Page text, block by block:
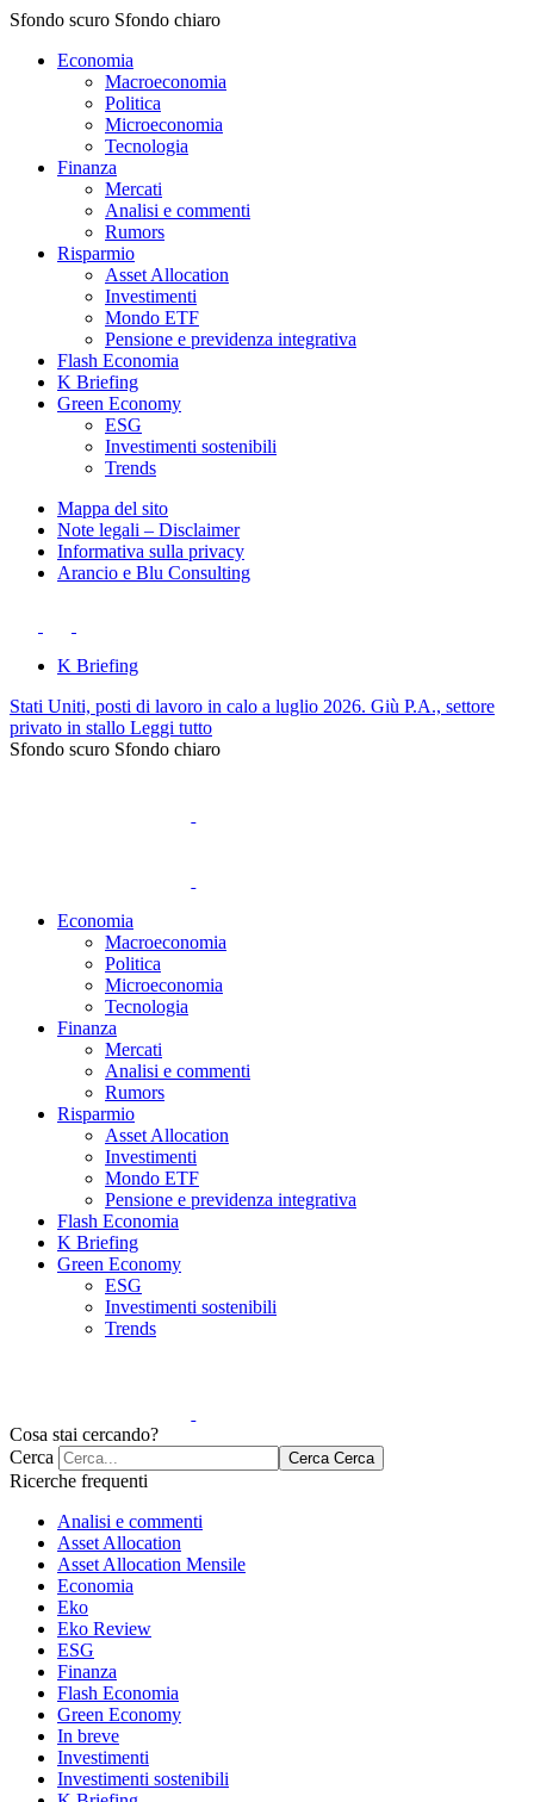
Sfondo scuro Sfondo chiaro
Economia
Macroeconomia
Politica
Microeconomia
Tecnologia
Finanza
Mercati
Analisi e commenti
Rumors
Risparmio
Asset Allocation
Investimenti
Mondo ETF
Pensione e previdenza integrativa
Flash Economia
K Briefing
Green Economy
ESG
Investimenti sostenibili
Trends
Mappa del sito
Note legali – Disclaimer
Informativa sulla privacy
Arancio e Blu Consulting
K Briefing
Stati Uniti, posti di lavoro in calo a luglio 2026. Giù P.A., settore
privato in stallo Leggi tutto
Sfondo scuro Sfondo chiaro
Economia
Macroeconomia
Politica
Microeconomia
Tecnologia
Finanza
Mercati
Analisi e commenti
Rumors
Risparmio
Asset Allocation
Investimenti
Mondo ETF
Pensione e previdenza integrativa
Flash Economia
K Briefing
Green Economy
ESG
Investimenti sostenibili
Trends
Cosa stai cercando?
Cerca
Cerca Cerca
Ricerche frequenti
Analisi e commenti
Asset Allocation
Asset Allocation Mensile
Economia
Eko
Eko Review
ESG
Finanza
Flash Economia
Green Economy
In breve
Investimenti
Investimenti sostenibili